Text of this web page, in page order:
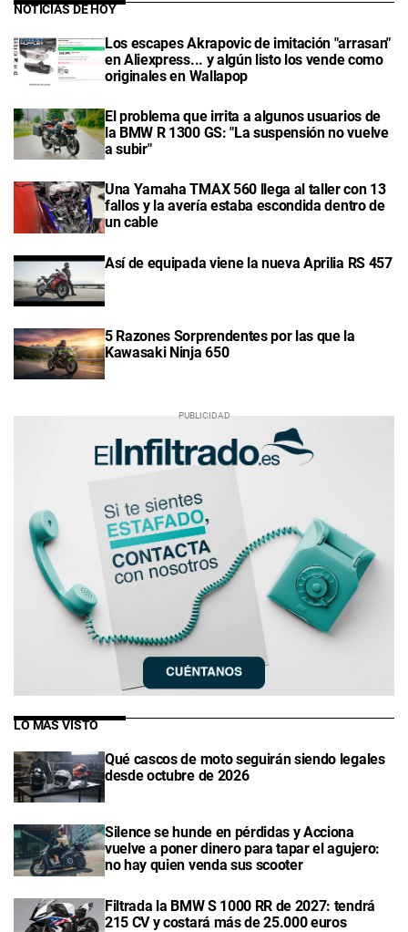
NOTICIAS DE HOY
Los escapes Akrapovic de imitación "arrasan"
en Aliexpress... y algún listo los vende como
originales en Wallapop
El problema que irrita a algunos usuarios de
la BMW R 1300 GS: "La suspensión no vuelve
a subir"
Una Yamaha TMAX 560 llega al taller con 13
fallos y la avería estaba escondida dentro de
un cable
Así de equipada viene la nueva Aprilia RS 457
5 Razones Sorprendentes por las que la
Kawasaki Ninja 650
LO MÁS VISTO
Qué cascos de moto seguirán siendo legales
desde octubre de 2026
Silence se hunde en pérdidas y Acciona
vuelve a poner dinero para tapar el agujero:
no hay quien venda sus scooter
Filtrada la BMW S 1000 RR de 2027: tendrá
215 CV y costará más de 25.000 euros